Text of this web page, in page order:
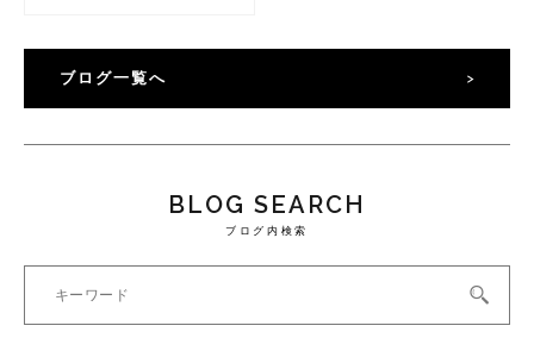
ブログ一覧へ
BLOG SEARCH
ブログ内検索